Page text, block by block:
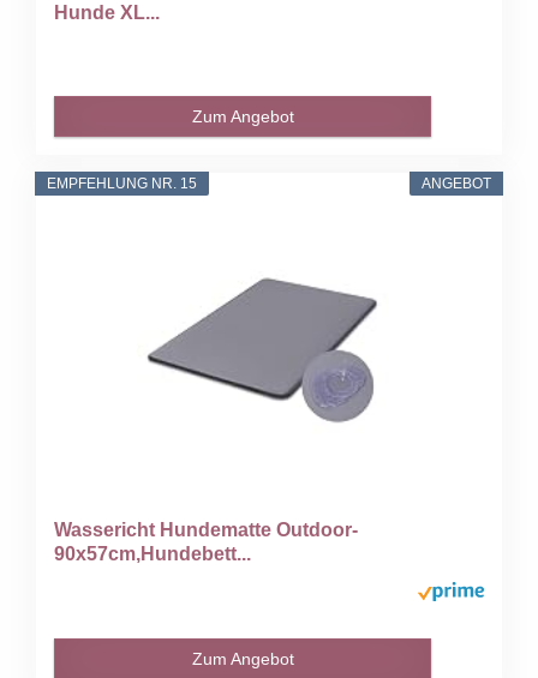
Hunde XL...
Zum Angebot
ANGEBOT
EMPFEHLUNG NR. 15
Wassericht Hundematte Outdoor-
90x57cm,Hundebett...
Zum Angebot